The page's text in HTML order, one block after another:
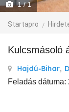
1/ 1
Startapro
Hajdú-Bihar,
Feladás dátuma: